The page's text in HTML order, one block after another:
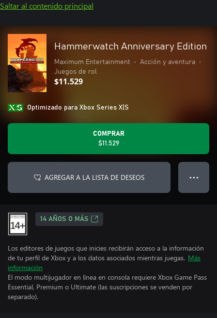
Saltar al contenido principal
Hammerwatch Anniversary Edition
Maximum Entertainment • Acción y aventura
•
Juegos de rol
$11.529
Optimizado para Xbox Series X|S
COMPRAR
$11.529
AGREGAR A LA LISTA DE DESEOS ● ● ●
14 AÑOS O MÁS
Los editores de juegos que inicies recibirán acceso a la información
de tu perfil de Xbox y a los datos asociados mientras juegas. Más
información
El modo multijugador en línea en consola requiere Xbox Game Pass
Essential, Premium o Ultimate (las suscripciones se venden por
separado).